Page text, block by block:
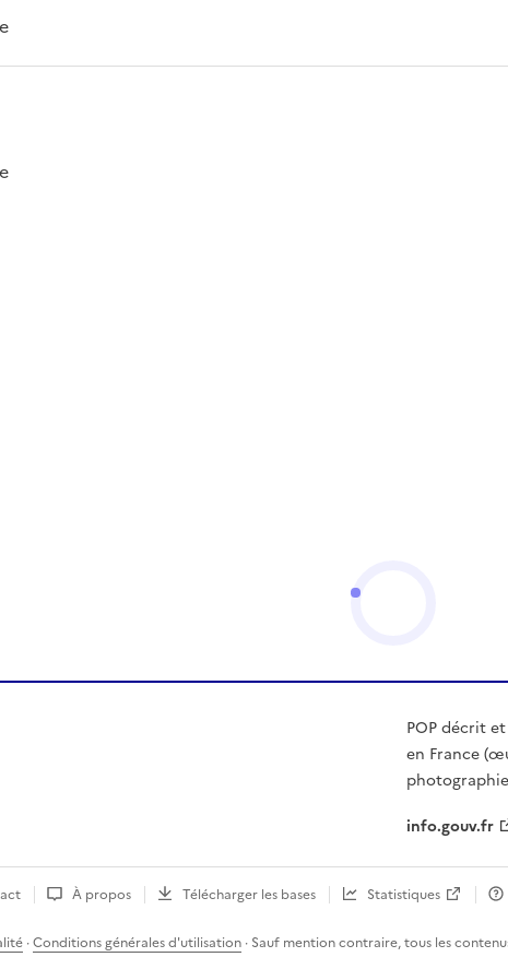
POP décrit
en France
info.gouv.fr
À propos Télécharger les bases Statistiques
·Conditions générales d'utilisation · Sauf mention contraire, tous les